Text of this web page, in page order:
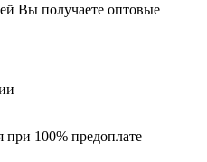
Вы получаете оптовые
при 100% предоплате